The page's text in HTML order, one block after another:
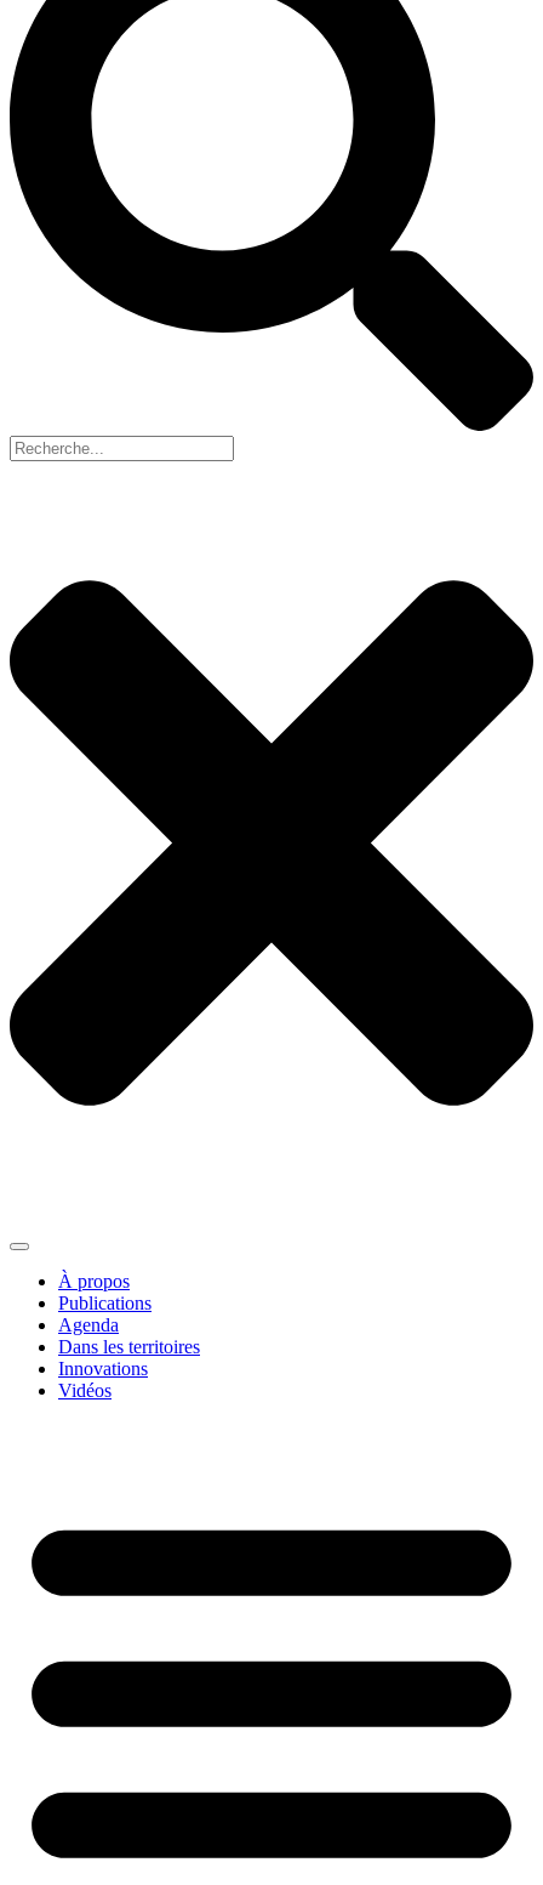
À propos
Publications
Agenda
Dans les territoires
Innovations
Vidéos